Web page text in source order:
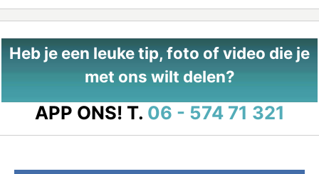
Heb je een leuke tip, foto of video die je
met ons wilt delen?
APP ONS! T. 06 - 574 71 321